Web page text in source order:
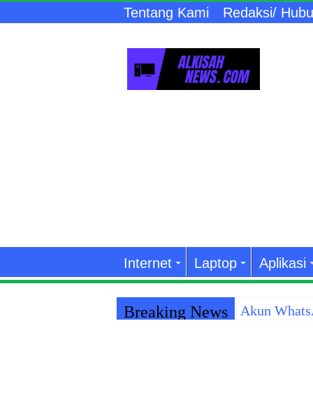
Tentang Kami Redaksi/
Internet Laptop Aplikasi
Breaking News Akun